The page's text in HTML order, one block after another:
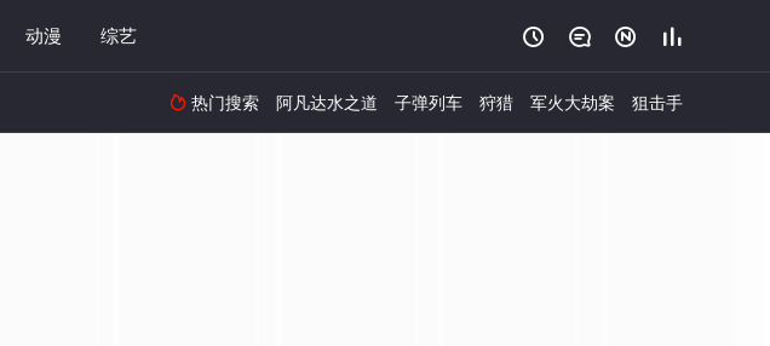
动漫 综艺    
 热门搜索 阿凡达水之道 子弹列车 狩猎 军火大劫案 狙击手